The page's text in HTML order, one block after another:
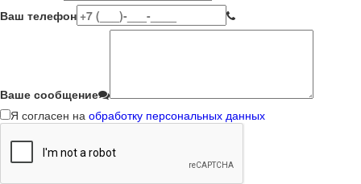
Ваш телефон
Ваше сообщение
Я согласен на обработку персональных данных